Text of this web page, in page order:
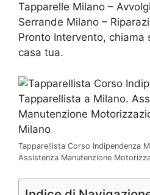
Tapparelle Milano –
Serrande Milano –
Pronto Intervento, chiama
casa tua.
Tapparellista Corso Indipendenza
Assistenza Manutenzione